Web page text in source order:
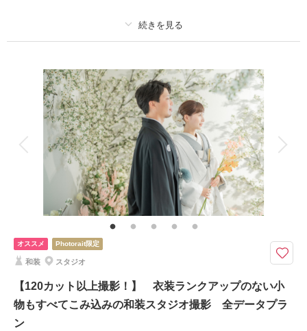
撮影料 新婦衣装1着 新郎衣装1着
着付け ヘアメイク 小物一式
アルバム データ 120 カット 台紙付写真
衣装追加 会食 挙式
家族と撮影 家族用衣装レンタル ペットと撮影
その他含むもの
家族写真追加料金無料 最新ウェディングドレスも衣装ランクアップ料金な
し 洋装小物ランクアップ料金なし 貸出小物多数 お花８０００本以上
使用したスタジオ使用料金
8000本以上のお花で彩る洋装撮影。120カット以上で悔いが残らない撮影
をご提供します。
8000本以上の造花で彩ったスタジオセットは30000人以上撮影実績があり
過去にスタジオを4件製作したオーナーが自ら作成しました。お二人をより
素敵に撮影できるように光やストロボも計算しており、様々なシーンが撮影
できます。
オススメ Photorait限定
和装 スタジオ
【120カット以上撮影！】 衣装ランクアップのない小
物もすべてこみ込みの和装スタジオ撮影 全データプラ
ン